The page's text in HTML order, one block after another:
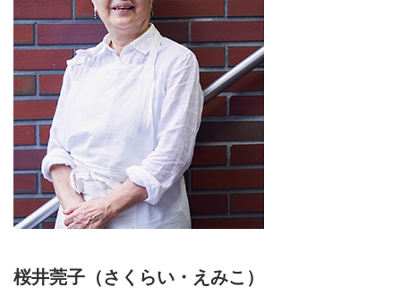
桜井莞子（さくらい・えみこ）